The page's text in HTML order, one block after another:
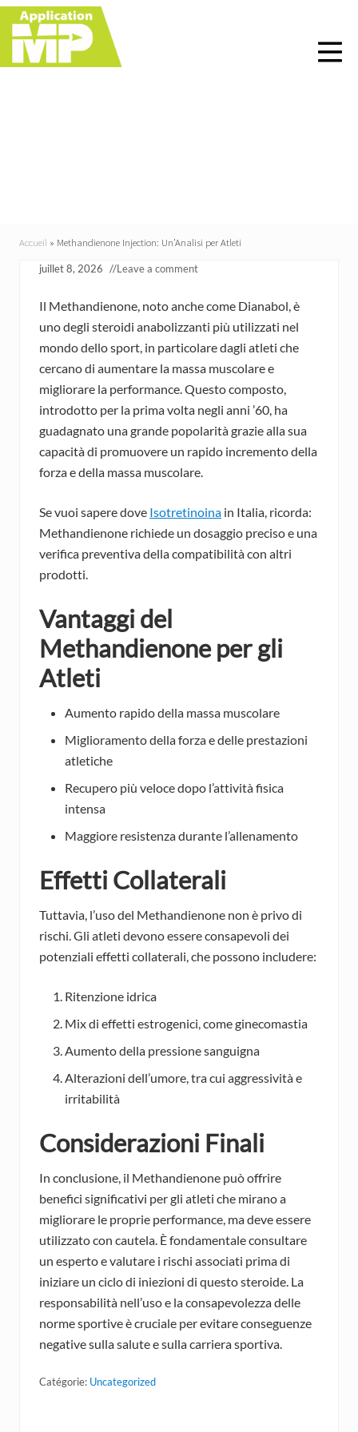
Menu
Skip
right
header
Skip
main
content
Skip
primary
sidebar
Skip
footer
Accueil » Methandienone Injection: Un’Analisi per Atleti
juillet 8, 2026 //Leave a comment
Il Methandienone, noto anche come Dianabol, è
uno degli steroidi anabolizzanti più utilizzati nel
mondo dello sport, in particolare dagli atleti che
cercano di aumentare la massa muscolare e
migliorare la performance. Questo composto,
introdotto per la prima volta negli anni ’60, ha
guadagnato una grande popolarità grazie alla sua
capacità di promuovere un rapido incremento della
forza e della massa muscolare.
Se vuoi sapere dove Isotretinoina in Italia, ricorda:
Methandienone richiede un dosaggio preciso e una
verifica preventiva della compatibilità con altri
prodotti.
Vantaggi del
Methandienone per gli
Atleti
Aumento rapido della massa muscolare
Miglioramento della forza e delle prestazioni
atletiche
Recupero più veloce dopo l’attività fisica
intensa
Maggiore resistenza durante l’allenamento
Effetti Collaterali
Tuttavia, l’uso del Methandienone non è privo di
rischi. Gli atleti devono essere consapevoli dei
potenziali effetti collaterali, che possono includere:
Ritenzione idrica
Mix di effetti estrogenici, come ginecomastia
Aumento della pressione sanguigna
Alterazioni dell’umore, tra cui aggressività e
irritabilità
Considerazioni Finali
In conclusione, il Methandienone può offrire
benefici significativi per gli atleti che mirano a
migliorare le proprie performance, ma deve essere
utilizzato con cautela. È fondamentale consultare
un esperto e valutare i rischi associati prima di
iniziare un ciclo di iniezioni di questo steroide. La
responsabilità nell’uso e la consapevolezza delle
norme sportive è cruciale per evitare conseguenze
negative sulla salute e sulla carriera sportiva.
Catégorie: Uncategorized